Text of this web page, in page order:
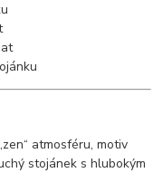
atmosféru, motiv
stojánek s hlubokým